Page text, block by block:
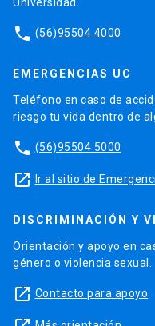
Universidad.
phone (56)95504 4000
EMERGENCIAS UC
Teléfono en caso de
riesgo tu vida dentro de
phone (56)95504 5000
launch Ir al sitio de
DISCRIMINACIÓN Y
Orientación y apoyo en
género o violencia sexual.
launch Contacto para apoyo